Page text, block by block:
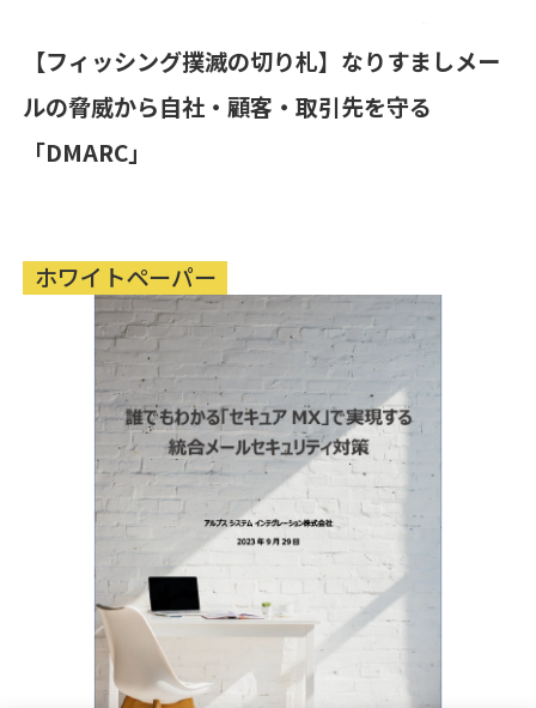
【フィッシング撲滅の切り札】なりすましメー
ルの脅威から自社・顧客・取引先を守る
「DMARC」
ホワイトペーパー